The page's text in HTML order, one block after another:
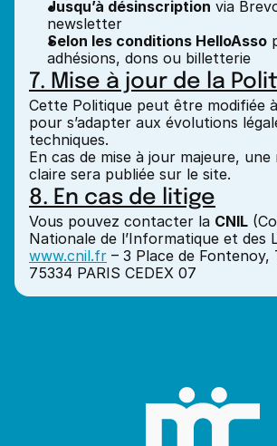
Jusqu’à désinscription via
newsletter
Selon les conditions HelloAsso
adhésions, dons ou billetterie
7. Mise à jour de la
Cette Politique peut être modifiée
pour s’adapter aux évolutions
techniques.
En cas de mise à jour majeure,
claire sera publiée sur le site.
8. En cas de litige
Vous pouvez contacter la CNIL
Nationale de l’Informatique et des
www.cnil.fr – 3 Place de Fontenoy,
75334 PARIS CEDEX 07